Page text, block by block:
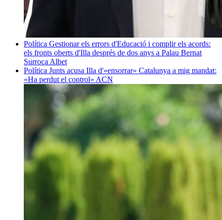
Política Gestionar els errors d'Educació i complir els acords:
els fronts oberts d'Illa després de dos anys a Palau Bernat
Surroca Albet
Política Junts acusa Illa d'«ensorrar» Catalunya a mig mandat:
«Ha perdut el control» ACN